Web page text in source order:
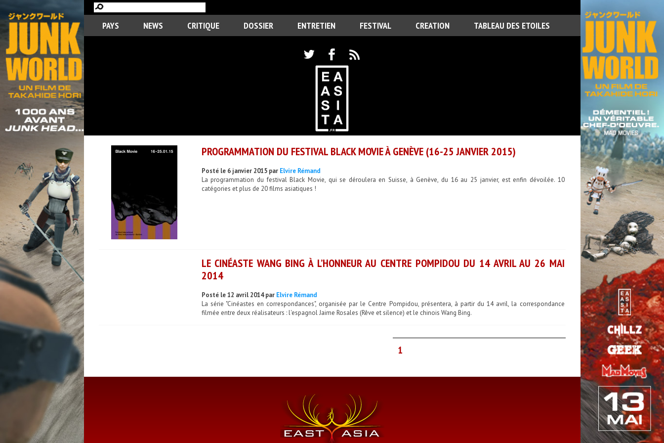
PAYS NEWS CRITIQUE DOSSIER ENTRETIEN FESTIVAL CREATION TABLEAU DES ETOILES
PROGRAMMATION DU FESTIVAL BLACK MOVIE À GENÈVE (16-25 JANVIER 2015)
Posté le 6 janvier 2015 par Elvire Rémand
La programmation du festival Black Movie, qui se déroulera en Suisse, à Genève, du 16 au 25 janvier, est enfin dévoilée. 10
catégories et plus de 20 films asiatiques !
LE CINÉASTE WANG BING À L’HONNEUR AU CENTRE POMPIDOU DU 14 AVRIL AU 26 MAI
2014
Posté le 12 avril 2014 par Elvire Rémand
La série "Cinéastes en correspondances", organisée par le Centre Pompidou, présentera, à partir du 14 avril, la correspondance
filmée entre deux réalisateurs : l'espagnol Jaime Rosales (Rêve et silence) et le chinois Wang Bing.
1